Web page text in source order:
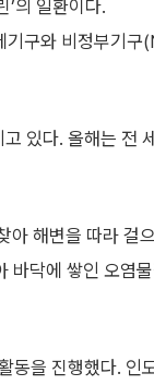
’의 일환이다.
구와 비정부기
있다. 올해는 전
해변을 따라 걸
바닥에 쌓인 오염
동을 진행했다. 인